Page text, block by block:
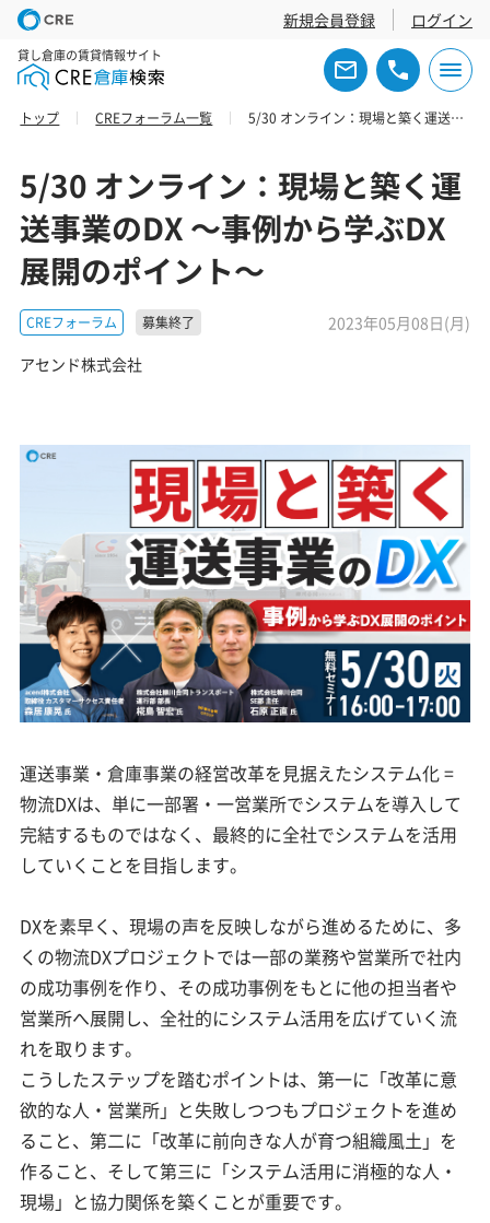
新規会員登録 ログイン
貸し倉庫の賃貸情報サイト
トップ CREフォーラム一覧 5/30 オンライン：現場と築く運送事業のDX ～事例から学ぶDX展開のポイント～
5/30 オンライン：現場と築く運
送事業のDX ～事例から学ぶDX
展開のポイント～
CREフォーラム 募集終了
2023年05月08日(月)
アセンド株式会社
運送事業・倉庫事業の経営改革を見据えたシステム化 =
物流DXは、単に一部署・一営業所でシステムを導入して
完結するものではなく、最終的に全社でシステムを活用
していくことを目指します。
DXを素早く、現場の声を反映しながら進めるために、多
くの物流DXプロジェクトでは一部の業務や営業所で社内
の成功事例を作り、その成功事例をもとに他の担当者や
営業所へ展開し、全社的にシステム活用を広げていく流
れを取ります。
こうしたステップを踏むポイントは、第一に「改革に意
欲的な人・営業所」と失敗しつつもプロジェクトを進め
ること、第二に「改革に前向きな人が育つ組織風土」を
作ること、そして第三に「システム活用に消極的な人・
現場」と協力関係を築くことが重要です。